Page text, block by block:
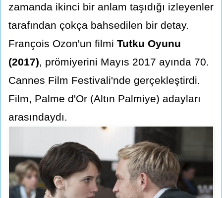
zamanda ikinci bir anlam taşıdığı izleyenler
tarafından çokça bahsedilen bir detay.
François Ozon'un filmi Tutku Oyunu
(2017) , prömiyerini Mayıs 2017 ayında 70.
Cannes Film Festivali'nde gerçekleştirdi.
Film, Palme d'Or (Altın Palmiye) adayları
arasındaydı.